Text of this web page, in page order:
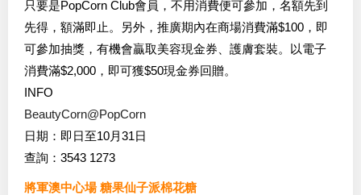
只要是PopCorn Club會員，不用消費便可參加，名額先到
先得，額滿即止。另外，推廣期內在商場消費滿$100，即
可參加抽獎，有機會贏取美容現金券、護膚套裝。以電子
消費滿$2,000，即可獲$50現金券回贈。
INFO
BeautyCorn@PopCorn
日期：即日至10月31日
查詢：3543 1273
將軍澳中心場 糖果仙子派棉花糖